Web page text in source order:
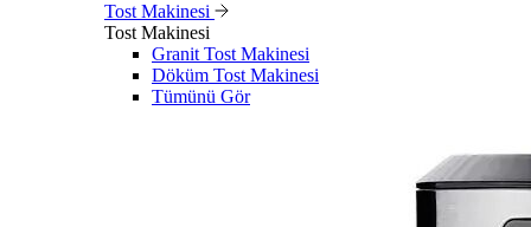
Tost Makinesi
Tost Makinesi
Granit Tost Makinesi
Döküm Tost Makinesi
Tümünü Gör